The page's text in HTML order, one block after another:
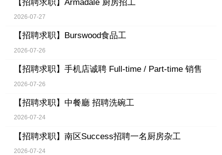
【招聘求职】 Armadale 厨房招工
2026-07-27
【招聘求职】 Burswood食品工
2026-07-26
【招聘求职】 手机店诚聘 Full-time / Part-time 销售
2026-07-26
【招聘求职】 中餐廳 招聘洗碗工
2026-07-24
【招聘求职】 南区Success招聘一名厨房杂工
2026-07-24